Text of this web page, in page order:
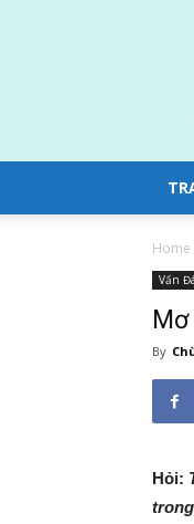
Home
Vấn
By
Hỏi: